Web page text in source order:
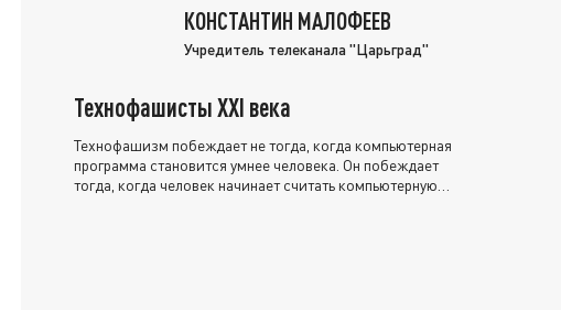
КОНСТАНТИН МАЛОФЕЕВ
Учредитель телеканала "Царьград"
Технофашисты XXI века
Технофашизм побеждает не тогда, когда компьютерная
программа становится умнее человека. Он побеждает
тогда, когда человек начинает считать компьютерную